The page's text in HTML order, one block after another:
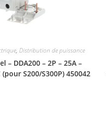
, Distribution de puissance
– DDA200 – 2P – 25A –
(pour S200/S300P) 450042